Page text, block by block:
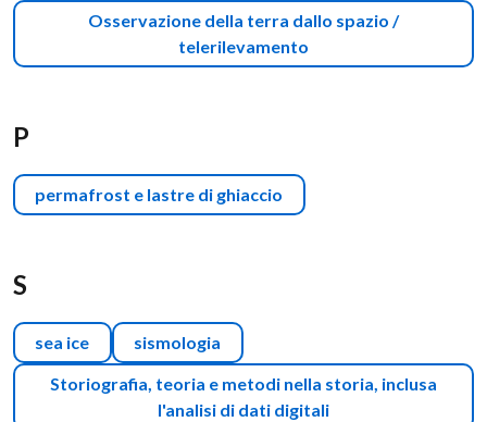
Osservazione della terra dallo spazio /
telerilevamento
P
permafrost e lastre di ghiaccio
S
sea ice
sismologia
Storiografia, teoria e metodi nella storia, inclusa
l'analisi di dati digitali